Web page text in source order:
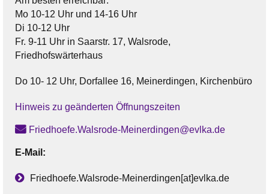
Mo 10-12 Uhr und 14-16 Uhr
Di 10-12 Uhr
Fr. 9-11 Uhr in Saarstr. 17, Walsrode,
Friedhofswärterhaus
Do 10- 12 Uhr, Dorfallee 16, Meinerdingen, Kirchenbüro
Hinweis zu geänderten Öffnungszeiten
Friedhoefe.Walsrode-Meinerdingen@evlka.de
E-Mail:
Friedhoefe.Walsrode-Meinerdingen[at]evlka.de